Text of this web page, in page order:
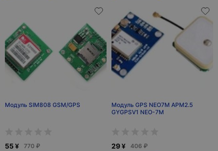
Модуль SIM808 GSM/GPS
55 ¥ 770 ₽
Модуль GPS NEO7M APM2.5
GYGPSV1 NEO-7M
29 ¥ 406 ₽